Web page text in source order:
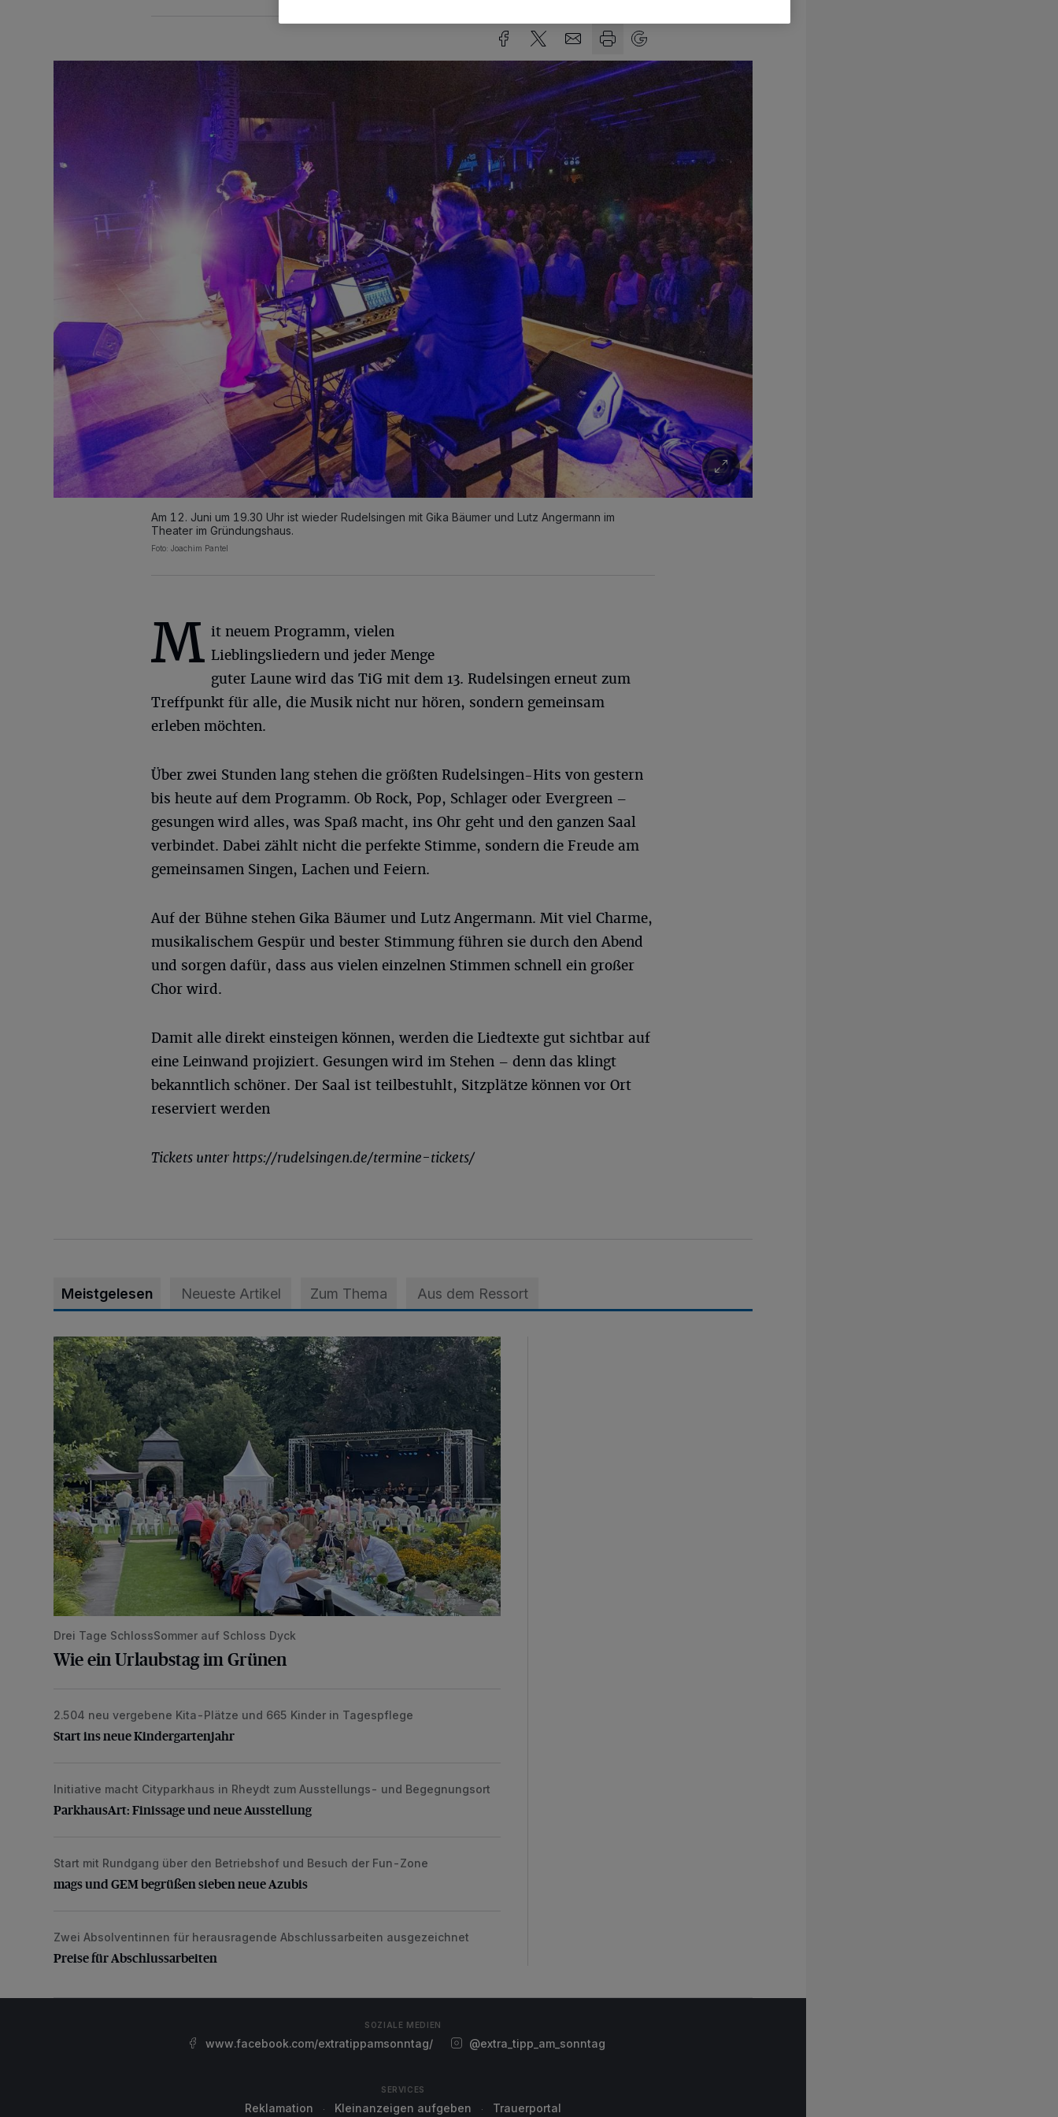
Am 12. Juni um 19.30 Uhr ist wieder Rudelsingen mit Gika Bäumer und Lutz Angermann im
Theater im Gründungshaus.
Foto: Joachim Pantel
M it neuem Programm, vielen
Lieblingsliedern und jeder Menge
guter Laune wird das TiG mit dem 13. Rudelsingen erneut zum
Treffpunkt für alle, die Musik nicht nur hören, sondern gemeinsam
erleben möchten.
Über zwei Stunden lang stehen die größten Rudelsingen-Hits von gestern
bis heute auf dem Programm. Ob Rock, Pop, Schlager oder Evergreen –
gesungen wird alles, was Spaß macht, ins Ohr geht und den ganzen Saal
verbindet. Dabei zählt nicht die perfekte Stimme, sondern die Freude am
gemeinsamen Singen, Lachen und Feiern.
Auf der Bühne stehen Gika Bäumer und Lutz Angermann. Mit viel Charme,
musikalischem Gespür und bester Stimmung führen sie durch den Abend
und sorgen dafür, dass aus vielen einzelnen Stimmen schnell ein großer
Chor wird.
Damit alle direkt einsteigen können, werden die Liedtexte gut sichtbar auf
eine Leinwand projiziert. Gesungen wird im Stehen – denn das klingt
bekanntlich schöner. Der Saal ist teilbestuhlt, Sitzplätze können vor Ort
reserviert werden
Tickets unter https://rudelsingen.de/termine-tickets/
Meistgelesen Neueste Artikel Zum Thema Aus dem Ressort
Wie ein Urlaubstag im Grünen
Drei Tage SchlossSommer auf Schloss Dyck
Wie ein Urlaubstag im Grünen
Start ins neue Kindergartenjahr
2.504 neu vergebene Kita-Plätze und 665 Kinder in Tagespflege
Start ins neue Kindergartenjahr
ParkhausArt: Finissage und neue Ausstellung
Initiative macht Cityparkhaus in Rheydt zum Ausstellungs- und Begegnungsort
ParkhausArt: Finissage und neue Ausstellung
mags und GEM begrüßen sieben neue Azubis
Start mit Rundgang über den Betriebshof und Besuch der Fun-Zone
mags und GEM begrüßen sieben neue Azubis
Preise für Abschlussarbeiten
Zwei Absolventinnen für herausragende Abschlussarbeiten ausgezeichnet
Preise für Abschlussarbeiten
SOZIALE MEDIEN
www.facebook.com/extratippamsonntag/ @extra_tipp_am_sonntag
SERVICES
Reklamation Kleinanzeigen aufgeben Trauerportal